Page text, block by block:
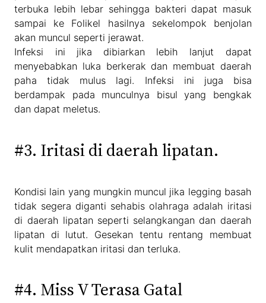
terbuka lebih lebar sehingga bakteri dapat masuk
sampai ke Folikel hasilnya sekelompok benjolan
akan muncul seperti jerawat.
Infeksi ini jika dibiarkan lebih lanjut dapat
menyebabkan luka berkerak dan membuat daerah
paha tidak mulus lagi. Infeksi ini juga bisa
berdampak pada munculnya bisul yang bengkak
dan dapat meletus.
#3. Iritasi di daerah lipatan.
Kondisi lain yang mungkin muncul jika legging basah
tidak segera diganti sehabis olahraga adalah iritasi
di daerah lipatan seperti selangkangan dan daerah
lipatan di lutut. Gesekan tentu rentang membuat
kulit mendapatkan iritasi dan terluka.
#4. Miss V Terasa Gatal